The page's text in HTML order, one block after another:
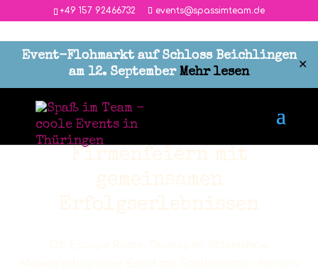
‭+49 157 92466732 events@spassimteam.de
Event-Flohmarkt auf Schloss Beichlingen
am 12. September Mehr lesen ✕
FIRMENFEIERN & TEAMEVENTS IN THÜRINGEN